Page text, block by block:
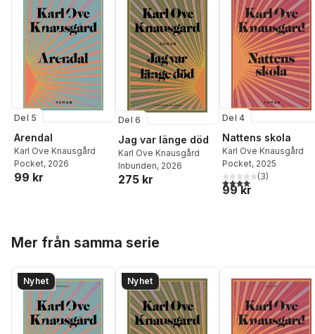
Del 5
Arendal
Karl Ove Knausgård
Pocket, 2026
99 kr
Del 6
Jag var länge död
Karl Ove Knausgård
Inbunden, 2026
275 kr
Del 4
Nattens skola
Karl Ove Knausgård
Pocket, 2025
4,0utav 5 stjärnor.
(3)
99 kr
Mer från samma serie
Nyhet Nyhet